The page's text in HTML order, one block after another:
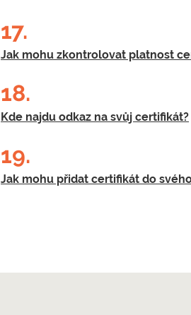
17.
Jak mohu zkontrolovat platnost
18.
Kde najdu odkaz na svůj certifikát?
19.
Jak mohu přidat certifikát do